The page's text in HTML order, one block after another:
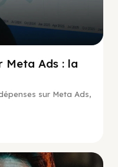
Meta Ads : la
sur Meta Ads,